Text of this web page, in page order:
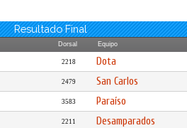
Resultado Final
Dorsal Equipo
2218 Dota
2479 San Carlos
3583 Paraíso
2211 Desamparados